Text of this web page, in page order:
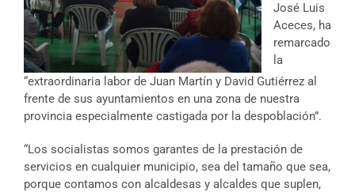
José Luis
Aceces, ha
remarcado
la
“extraordinaria labor de Juan Martín y David Gutiérrez al
frente de sus ayuntamientos en una zona de nuestra
provincia especialmente castigada por la despoblación”.
“Los socialistas somos garantes de la prestación de
servicios en cualquier municipio, sea del tamaño que sea,
porque contamos con alcaldesas y alcaldes que suplen,